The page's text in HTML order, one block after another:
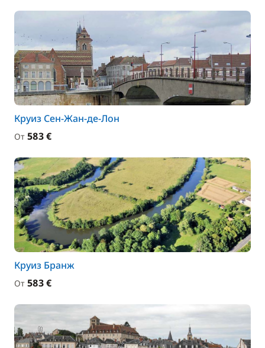
Круиз Сен-Жан-де-Лон
От 583 €
Круиз Бранж
От 583 €